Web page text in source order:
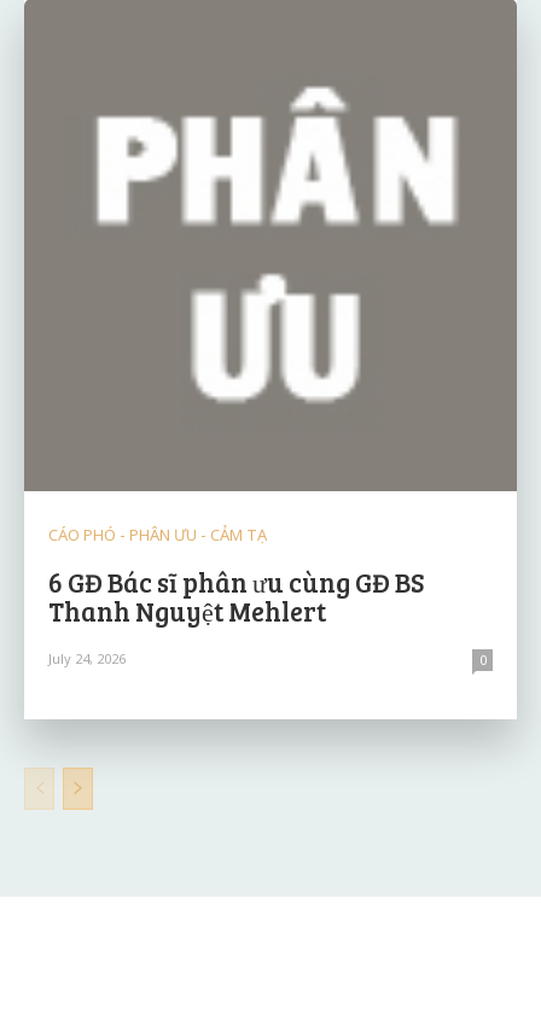
CÁO PHÓ - PHÂN ƯU - CẢM TẠ
6 GĐ Bác sĩ phân ưu cùng GĐ BS
Thanh Nguyệt Mehlert
July 24, 2026 0